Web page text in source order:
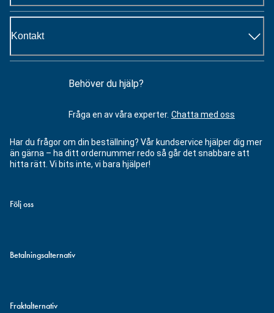
Kontakt
Behöver du hjälp?
Fråga en av våra experter. Chatta med oss
Har du frågor om din beställning? Vår kundservice hjälper dig mer
än gärna – ha ditt ordernummer redo så går det snabbare att
hitta rätt. Vi bits inte, vi bara hjälper!
Följ oss
Betalningsalternativ
Fraktalternativ